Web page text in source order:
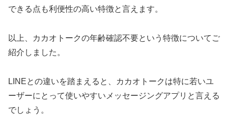
できる点も利便性の高い特徴と言えます。
以上、カカオトークの年齢確認不要という特徴についてご
紹介しました。
LINEとの違いを踏まえると、カカオトークは特に若いユ
ーザーにとって使いやすいメッセージングアプリと言える
でしょう。